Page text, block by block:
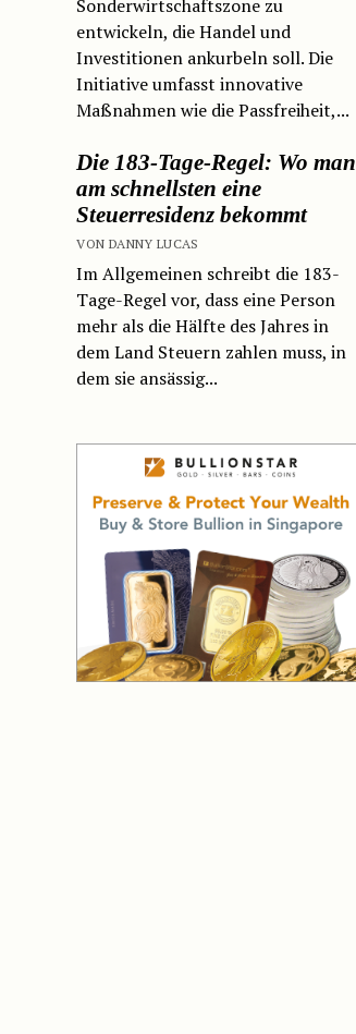
Sonderwirtschaftszone zu
entwickeln, die Handel und
Investitionen ankurbeln soll. Die
Initiative umfasst innovative
Maßnahmen wie die Passfreiheit,...
Die 183-Tage-Regel: Wo man
am schnellsten eine
Steuerresidenz bekommt
VON DANNY LUCAS
Im Allgemeinen schreibt die 183-
Tage-Regel vor, dass eine Person
mehr als die Hälfte des Jahres in
dem Land Steuern zahlen muss, in
dem sie ansässig...